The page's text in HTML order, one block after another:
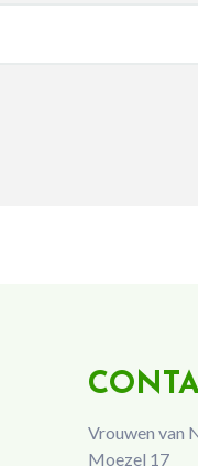
Vrouwen van
Moezel 17